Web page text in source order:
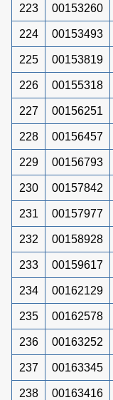
223 00153260
224 00153493
225 00153819
226 00155318
227 00156251
228 00156457
229 00156793
230 00157842
231 00157977
232 00158928
233 00159617
234 00162129
235 00162578
236 00163252
237 00163345
238 00163416